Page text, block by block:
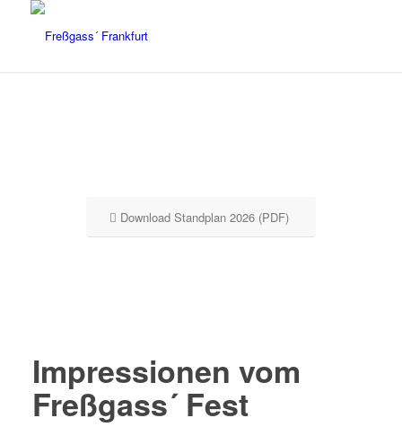
Download Standplan 2026 (PDF)
Impressionen vom
Freßgass´ Fest